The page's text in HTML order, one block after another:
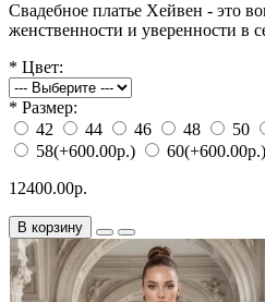
Свадебное платье Хейвен - это
женственности и уверенности в
* Цвет:
* Размер:
42
44 46 48 50
58(+600.00р.) 60(+600.00р.)
12400.00р.
В корзину